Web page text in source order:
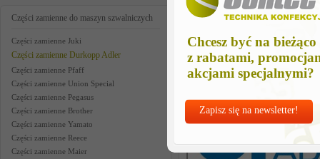
Chcesz być na bieżąco
z rabatami,
akcjami specjalnymi?
Zapisz się na newsletter!
Części zamienne do maszyn szwalniczych
Części zamienne Juki
Części zamienne Durkopp Adler
Części zamienne Pfaff
Części zamienne Union Special
Części zamienne Pegasus
Części zamienne Brother
Części zamienne Yamato
Części zamienne Reece
Części zamienne Maier
leaf spring